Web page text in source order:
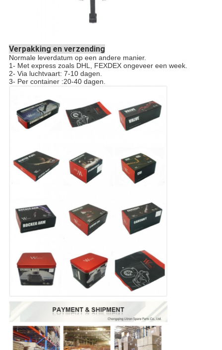
Verpakking en verzending
Normale leverdatum op een andere manier.
1- Met express zoals DHL, FEXDEX ongeveer een week.
2- Via luchtvaart: 7-10 dagen.
3- Per container :20-40 dagen.